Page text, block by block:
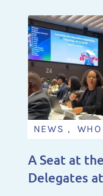
NEWS , WHO
A Seat at
Delegates